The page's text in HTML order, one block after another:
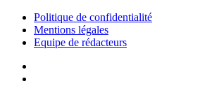
Politique de confidentialité
Mentions légales
Equipe de rédacteurs